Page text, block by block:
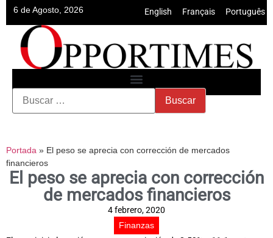
6 de Agosto, 2026 English Français Português
Portada » El peso se aprecia con corrección de mercados
financieros
El peso se aprecia con corrección
de mercados financieros
4 febrero, 2020
Finanzas